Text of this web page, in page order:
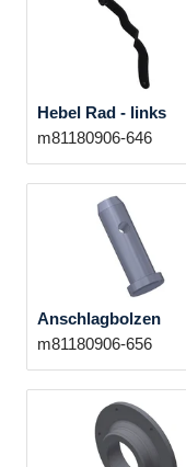
Hebel Rad - links
m81180906-646
Anschlagbolzen
m81180906-656